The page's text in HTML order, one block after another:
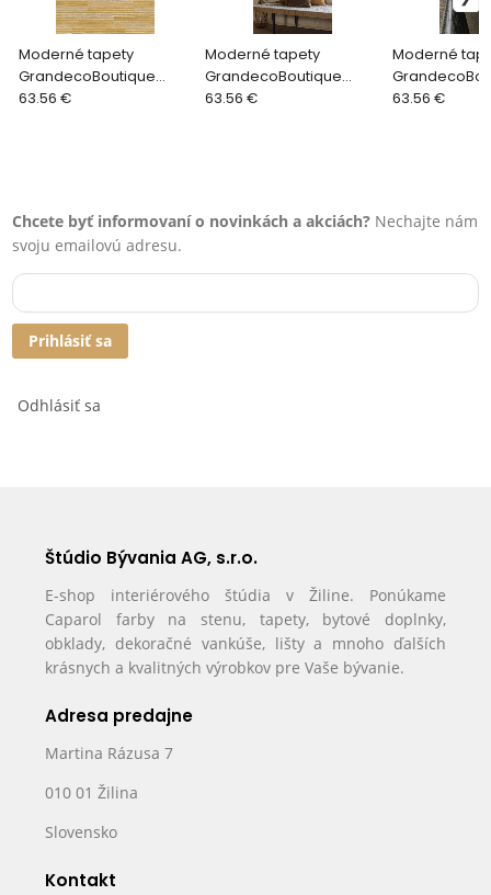
Moderné tapety
GrandecoBoutique
ELEMENTUM EE1101
63.56 €
Moderné tapety
GrandecoBoutique
ELEMENTUM EE1404
63.56 €
Moderné
ELEMENTUM
63.56 €
Chcete byť informovaní o novinkách a akciách? Nechajte nám
svoju emailovú adresu.
Prihlásiť sa
Odhlásiť sa
Štúdio Bývania AG, s.r.o.
E-shop interiérového štúdia v Žiline. Ponúkame
Caparol farby na stenu, tapety, bytové doplnky,
obklady, dekoračné vankúše, lišty a mnoho ďalších
krásnych a kvalitných výrobkov pre Vaše bývanie.
Adresa predajne
Martina Rázusa 7
010 01 Žilina
Slovensko
Kontakt